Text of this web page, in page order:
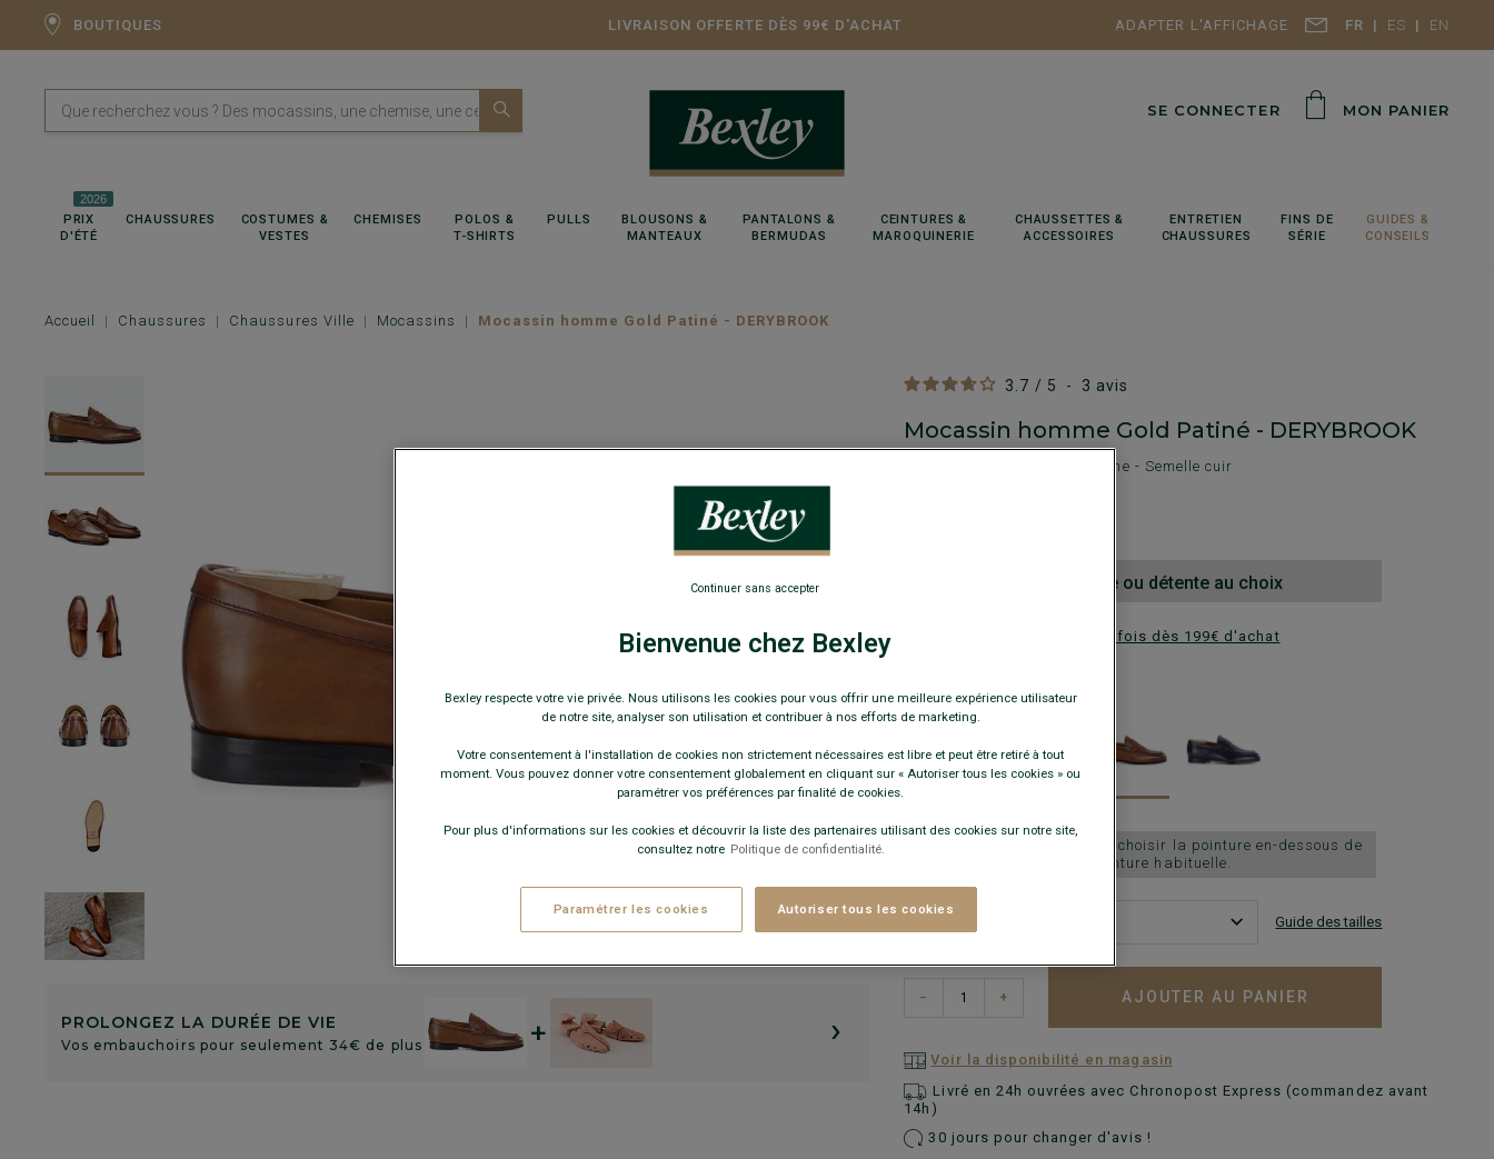
FR ES EN
BOUTIQUES LIVRAISON OFFERTE DÈS 99€ D'ACHAT ADAPTER L'AFFICHAGE
SE CONNECTER MON PANIER
PRIX
D'ÉTÉ
2026
CHAUSSURES
COSTUMES &
VESTES
CHEMISES
POLOS &
T-SHIRTS
PULLS
BLOUSONS &
MANTEAUX
PANTALONS &
BERMUDAS
CEINTURES &
MAROQUINERIE
CHAUSSETTES &
ACCESSOIRES
ENTRETIEN
CHAUSSURES
FINS DE
SÉRIE
GUIDES &
CONSEILS
Accueil Chaussures Chaussures Ville Mocassins Mocassin homme Gold Patiné - DERYBROOK
3.7 / 5 - 3 avis
Mocassin homme Gold Patiné - DERYBROOK
Chaussure ville de luxe homme - Semelle cuir
sur la 2e paire ville ou détente au choix
Payez en plusieurs fois dès 199€ d'achat
Ce modèle chausse grand, choisir la pointure en-dessous de
votre pointure habituelle.
Guide des tailles
− + AJOUTER AU PANIER
Voir la disponibilité en magasin
Livré en 24h ouvrées avec Chronopost Express (commandez avant
14h)
30 jours pour changer d'avis !
PROLONGEZ LA DURÉE DE VIE
Vos embauchoirs pour seulement 34€ de plus ›
+
Bienvenue chez Bexley
Bexley respecte votre vie privée. Nous utilisons les cookies pour vous offrir une meilleure expérience utilisateur
de notre site, analyser son utilisation et contribuer à nos efforts de marketing.
Votre consentement à l'installation de cookies non strictement nécessaires est libre et peut être retiré à tout
moment. Vous pouvez donner votre consentement globalement en cliquant sur « Autoriser tous les cookies » ou
paramétrer vos préférences par finalité de cookies.
Pour plus d'informations sur les cookies et découvrir la liste des partenaires utilisant des cookies sur notre site,
consultez notre Politique de confidentialité.
Paramétrer les cookies Autoriser tous les cookies
Continuer sans accepter